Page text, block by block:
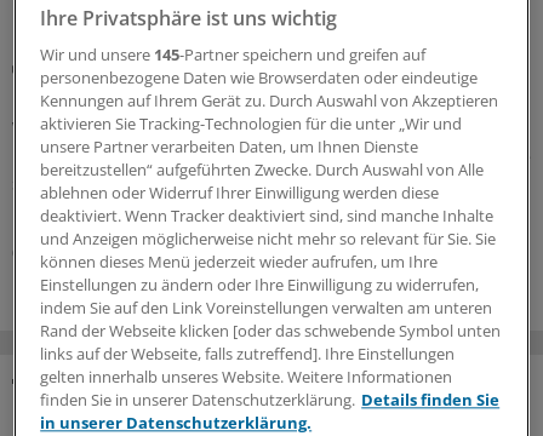
Digitale Helfer
KI im Alltags-Check: So urteilen zwei Kollegen
Wo kann Künstliche Intelligenz tatsächlich im
Praxisalltag unterstützen? Und was braucht es, damit sie
sich gut in die vorhandene Praxis-IT-Infrastruktur
integriert? Zwei Kollegen geben Tipps.
05.07.2026
DAS KÖNNTE SIE AUCH INTERESSIEREN
Ihre Privatsphäre ist uns wichtig
Wir und unsere 145-Partner speichern und greifen auf
personenbezogene Daten wie Browserdaten oder eindeutige
Kennungen auf Ihrem Gerät zu. Durch Auswahl von Akzeptieren
aktivieren Sie Tracking-Technologien für die unter „Wir und
unsere Partner verarbeiten Daten, um Ihnen Dienste
bereitzustellen“ aufgeführten Zwecke. Durch Auswahl von Alle
ablehnen oder Widerruf Ihrer Einwilligung werden diese
deaktiviert. Wenn Tracker deaktiviert sind, sind manche Inhalte
und Anzeigen möglicherweise nicht mehr so relevant für Sie. Sie
können dieses Menü jederzeit wieder aufrufen, um Ihre
Einstellungen zu ändern oder Ihre Einwilligung zu widerrufen,
indem Sie auf den Link Voreinstellungen verwalten am unteren
Rand der Webseite klicken [oder das schwebende Symbol unten
links auf der Webseite, falls zutreffend]. Ihre Einstellungen
gelten innerhalb unseres Website. Weitere Informationen
finden Sie in unserer Datenschutzerklärung. Details finden Sie
in unserer Datenschutzerklärung.